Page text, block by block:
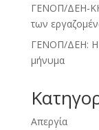
ΓΕΝΟΠ/ΔΕΗ-
των
ΓΕΝΟΠ/ΔΕΗ: Η
μήνυμα
Απεργία